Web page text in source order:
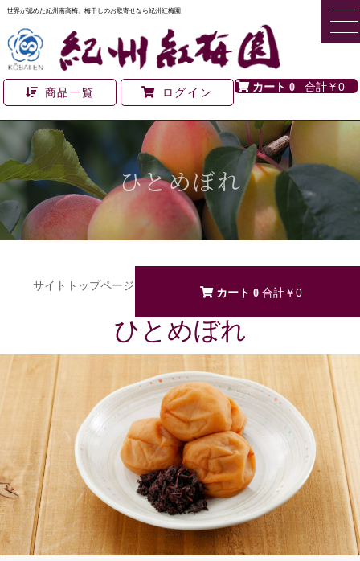
世界が認めた紀州南高梅、梅干しのお取寄せなら紀州紅梅園
商品一覧 ログイン 0 ￥0
ひとめぼれ
サイトトップページ 全商品 > ひとめぼれ
0 ￥0
ひとめぼれ